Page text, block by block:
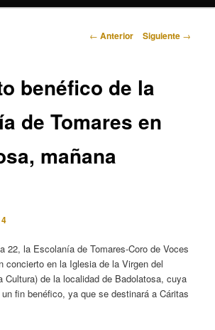
Navegación
← Anterior Siguiente →
benéfico de la
de Tomares en
mañana
22, la Escolanía de Tomares-Coro de Voces
concierto en la Iglesia de la Virgen del
Cultura) de la localidad de Badolatosa, cuya
fin benéfico, ya que se destinará a Cáritas